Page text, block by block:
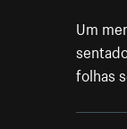
Um
folhas